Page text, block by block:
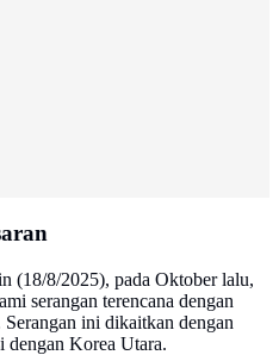
(18/8/2025), pada Oktober lalu,
serangan terencana dengan
ini dikaitkan dengan
dengan Korea Utara.